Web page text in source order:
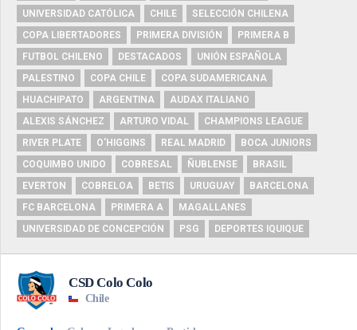
UNIVERSIDAD CATÓLICA
CHILE
SELECCIÓN CHILENA
COPA LIBERTADORES
PRIMERA DIVISIÓN
PRIMERA B
FUTBOL CHILENO
DESTACADOS
UNIÓN ESPAÑOLA
PALESTINO
COPA CHILE
COPA SUDAMERICANA
HUACHIPATO
ARGENTINA
AUDAX ITALIANO
ALEXIS SÁNCHEZ
ARTURO VIDAL
CHAMPIONS LEAGUE
RIVER PLATE
O'HIGGINS REAL MADRID
BOCA JUNIORS
COQUIMBO UNIDO
COBRESAL ÑUBLENSE
BRASIL
EVERTON
COBRELOA BETIS URUGUAY
BARCELONA
FC BARCELONA
PRIMERA A
MAGALLANES
UNIVERSIDAD DE CONCEPCIÓN
PSG DEPORTES IQUIQUE